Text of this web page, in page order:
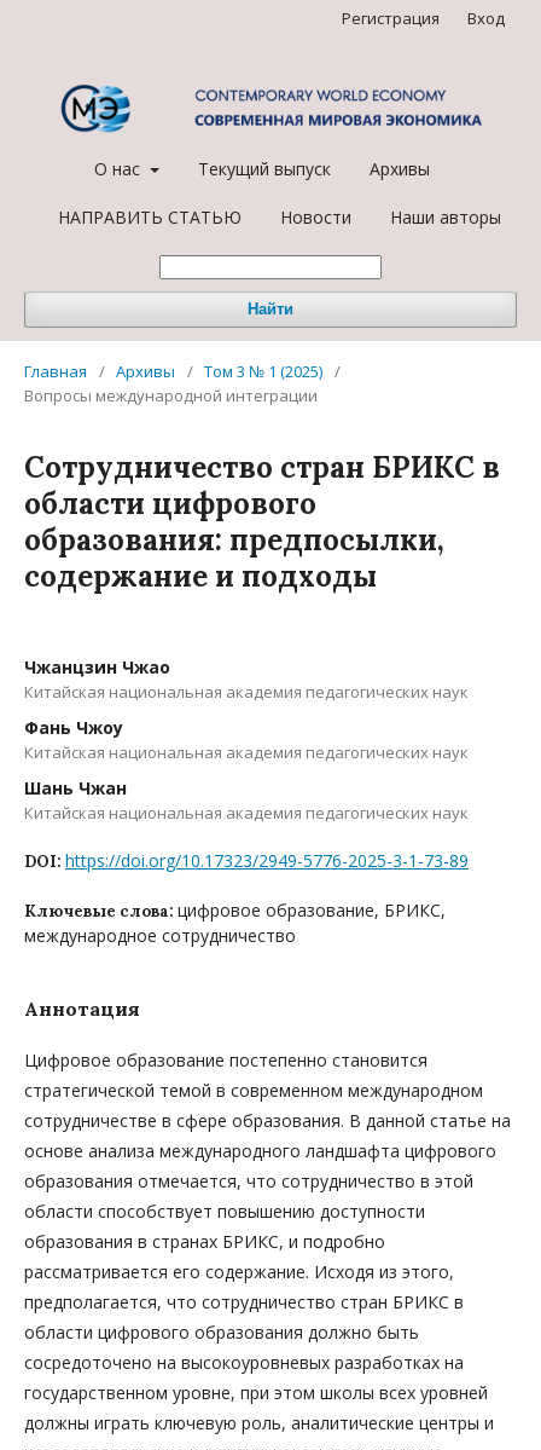
О нас Текущий выпуск Архивы
НАПРАВИТЬ СТАТЬЮ Новости Наши авторы
Найти
Регистрация Вход
Главная / Архивы / Том 3 № 1 (2025) /
Вопросы международной интеграции
Сотрудничество стран БРИКС в
области цифрового
образования: предпосылки,
содержание и подходы
Чжанцзин Чжао
Китайская национальная академия педагогических наук
Фань Чжоу
Китайская национальная академия педагогических наук
Шань Чжан
Китайская национальная академия педагогических наук
DOI: https://doi.org/10.17323/2949-5776-2025-3-1-73-89
Ключевые слова: цифровое образование, БРИКС,
международное сотрудничество
Аннотация
Цифровое образование постепенно становится
стратегической темой в современном международном
сотрудничестве в сфере образования. В данной статье на
основе анализа международного ландшафта цифрового
образования отмечается, что сотрудничество в этой
области способствует повышению доступности
образования в странах БРИКС, и подробно
рассматривается его содержание. Исходя из этого,
предполагается, что сотрудничество стран БРИКС в
области цифрового образования должно быть
сосредоточено на высокоуровневых разработках на
государственном уровне, при этом школы всех уровней
должны играть ключевую роль, аналитические центры и